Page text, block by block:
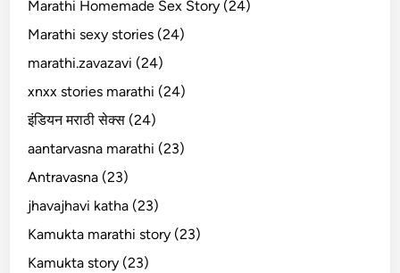
Marathi Homemade Sex Story (24)
Marathi sexy stories (24)
marathi.zavazavi (24)
xnxx stories marathi (24)
इंडियन मराठी सेक्स (24)
aantarvasna marathi (23)
Antravasna (23)
jhavajhavi katha (23)
Kamukta marathi story (23)
Kamukta story (23)